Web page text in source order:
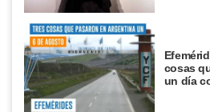
cosas
un día